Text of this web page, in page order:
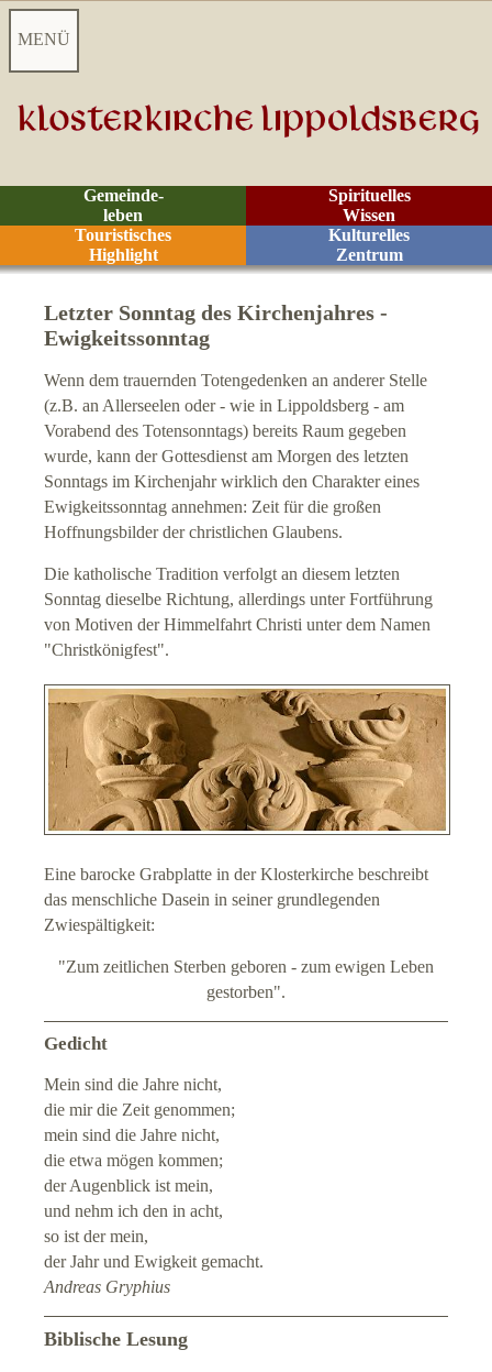
MENÜ
Startseite
Videoarchiv
Kontakt
Räume
Rituale
Impressum
Datenschutz
Links
Spirituelles
Wissen
Gemeinde-
leben
Kulturelles
Zentrum
Touristisches
Highlight
Letzter Sonntag des Kirchenjahres -
Ewigkeitssonntag
Wenn dem trauernden Totengedenken an anderer Stelle
(z.B. an Allerseelen oder - wie in Lippoldsberg - am
Vorabend des Totensonntags) bereits Raum gegeben
wurde, kann der Gottesdienst am Morgen des letzten
Sonntags im Kirchenjahr wirklich den Charakter eines
Ewigkeitssonntag annehmen: Zeit für die großen
Hoffnungsbilder der christlichen Glaubens.
Die katholische Tradition verfolgt an diesem letzten
Sonntag dieselbe Richtung, allerdings unter Fortführung
von Motiven der Himmelfahrt Christi unter dem Namen
"Christkönigfest".
Eine barocke Grabplatte in der Klosterkirche beschreibt
das menschliche Dasein in seiner grundlegenden
Zwiespältigkeit:
"Zum zeitlichen Sterben geboren - zum ewigen Leben
gestorben".
Gedicht
Mein sind die Jahre nicht,
die mir die Zeit genommen;
mein sind die Jahre nicht,
die etwa mögen kommen;
der Augenblick ist mein,
und nehm ich den in acht,
so ist der mein,
der Jahr und Ewigkeit gemacht.
Andreas Gryphius
Biblische Lesung